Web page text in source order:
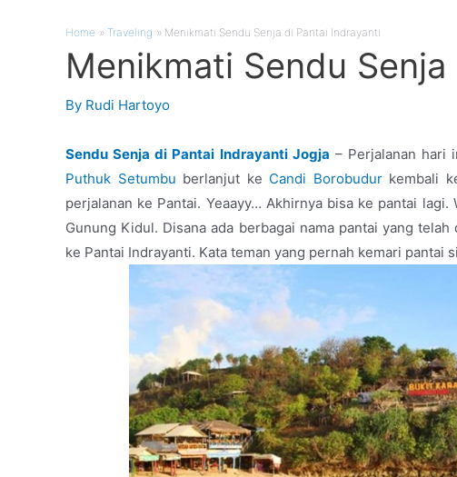
Home Traveling Menikmati Sendu Senja di Pantai Indrayanti
Menikmati Sendu
By Rudi Hartoyo
Sendu Senja di Pantai Indrayanti Jogja – Perjalanan hari
Puthuk Setumbu berlanjut ke Candi Borobudurkembali
perjalanan ke Pantai. Yeaayy… Akhirnya bisa ke pantai
Gunung Kidul. Disana ada berbagai nama pantai yang
ke Pantai Indrayanti. Kata teman yang pernah kemari pantai